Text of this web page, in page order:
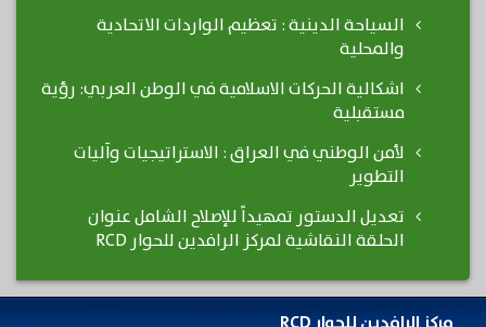
السياحة الدينية : تعظيم الواردات الاتحادية
والمحلية
اشكالية الحركات الاسلامية في الوطن العربي: رؤية
مستقبلية
لأمن الوطني في العراق : الاستراتيجيات وآليات
التطوير
تعديل الدستور تمهيداً للإصلاح الشامل عنوان
الحلقة النقاشية لمركز الرافدين للحوار RCD